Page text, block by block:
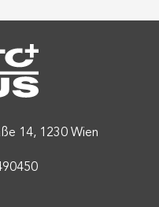
14, 1230 Wien